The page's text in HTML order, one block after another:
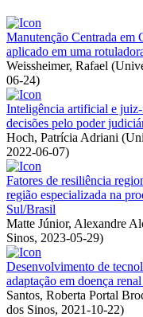
Manutenção Centrada em
aplicado em uma
Weissheimer, Rafael (
06-24)
Inteligência artificial e
decisões pelo poder
Hoch, Patrícia Adriani (
2022-06-07)
Fatores de resiliência
região especializada na
Sul/Brasil
Matte Júnior, Alexandre
Sinos, 2023-05-29)
Desenvolvimento de
adaptação em doença
Santos, Roberta Portal
dos Sinos, 2021-10-22)